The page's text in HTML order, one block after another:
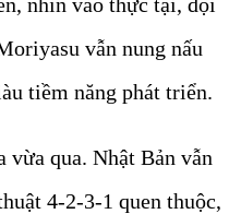
vẫn nung nấu
tiềm năng phát triển.
vừa qua. Nhật Bản vẫn
4-2-3-1 quen thuộc,